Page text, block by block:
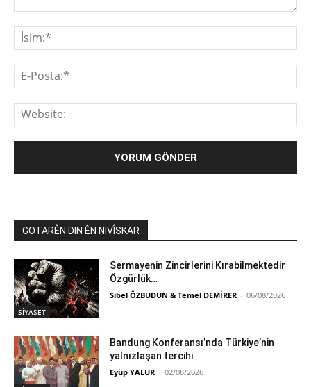
GOTARÊN DIN ÊN NIVÎSKAR
SİYASET
Sermayenin Zincirlerini Kırabilmektedir
Özgürlük…
Sibel ÖZBUDUN & Temel DEMİRER - 06/08/2026
Bandung Konferansı’nda Türkiye’nin
yalnızlaşan tercihi
Eyüp YALUR - 02/08/2026